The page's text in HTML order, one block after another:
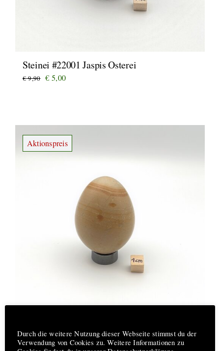
Steinei #22001 Jaspis Osterei
€9,90 Ursprünglicher
€5,00Aktueller
Aktionspreis
Steinei #22002 Jaspis Osterei
€9,90 Ursprünglicher
€5,00Aktueller
Durch die weitere Nutzung dieser Webseite stimmst du der
Verwendung von Cookies zu. Weitere Informationen zu